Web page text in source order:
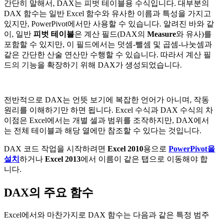
간단히 말해서, DAX는 피벗 테이블용 수식입니다. 대부분의
DAX 함수는 일반 Excel 함수와 유사한 이름과 특성을 가지고
있지만, PowerPivot에서만 사용할 수 있습니다. 알려진 바와 같
이, 일반 피벗 테이블은 계산 필드(DAX의 Measure와 유사)를
포함할 수 있지만, 이 필드에서는 덧셈-뺄셈 및 곱셈-나눗셈과
같은 간단한 산술 연산만 수행할 수 있습니다. 따라서 계산 필
드의 기능을 확장하기 위해 DAX가 생성되었습니다.
전반적으로 DAX는 언뜻 보기에 복잡한 언어가 아니며, 작동
원리를 이해하기만 하면 됩니다. Excel 수식과 DAX 수식의 차
이점은 Excel에서는 개별 셀과 범위를 조작하지만, DAX에서
는 전체 테이블과 해당 열에만 참조할 수 있다는 것입니다.
DAX 코드 작업을 시작하려면 Excel 2010용으로 PowerPivot을
설치 하거나 Excel 2013에서 이름이 같은 탭으로 이동해야 합
니다.
DAX의 주요 함수
Excel에서와 마찬가지로 DAX 함수는 다음과 같은 특정 범주